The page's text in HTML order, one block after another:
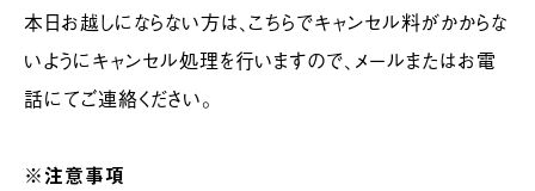
本日お越しにならない方は、こちらでキャンセル料がかからな
いようにキャンセル処理を行いますので、メールまたはお電
話にてご連絡ください。
※注意事項